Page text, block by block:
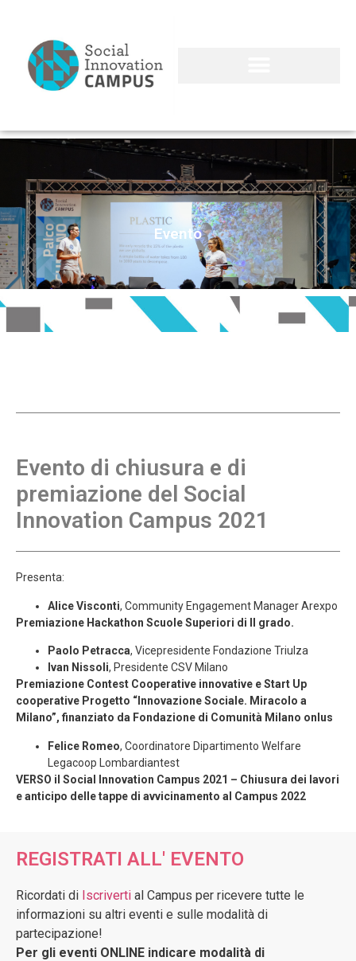
Evento
Evento di chiusura e di
premiazione del Social
Innovation Campus 2021
Presenta:
Alice Visconti, Community Engagement Manager Arexpo
Premiazione Hackathon Scuole Superiori di II grado.
Paolo Petracca, Vicepresidente Fondazione Triulza
Ivan Nissoli, Presidente CSV Milano
Premiazione Contest Cooperative innovative e Start Up
cooperative Progetto “Innovazione Sociale. Miracolo a
Milano”, finanziato da Fondazione di Comunità Milano onlus
Felice Romeo, Coordinatore Dipartimento Welfare
Legacoop Lombardiantest
VERSO il Social Innovation Campus 2021 – Chiusura dei lavori
e anticipo delle tappe di avvicinamento al Campus 2022
REGISTRATI ALL' EVENTO
Ricordati di Iscriverti al Campus per ricevere tutte le
informazioni su altri eventi e sulle modalità di
partecipazione!
Per gli eventi ONLINE indicare modalità di